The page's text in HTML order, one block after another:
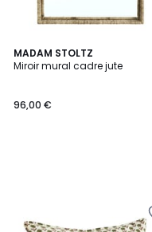
MADAM STOLTZ
Miroir mural cadre jute
96,00 €